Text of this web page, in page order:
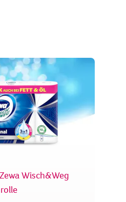
Zewa Wisch&Weg